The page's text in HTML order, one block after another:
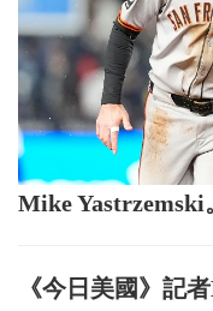
Mike
《今日美國》記